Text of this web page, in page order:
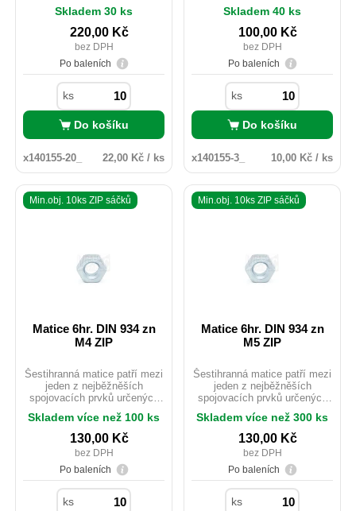
konstrukcí staveb. Rozdíl
mezi ISO 4032 a DIN 934 je u
rozměrů M10;M12 a M14 ve
velikosti použitého e. ISOvé
matičky jsou zlehka vyšší než
u provedení DIN.
Skladem 30 ks
220,00 Kč
bez DPH
Po baleních
ks
Do košíku
x140155-20_ 22,00 Kč / ks
konstrukcí staveb. Rozdíl
mezi ISO 4032 a DIN 934 je u
rozměrů M10;M12 a M14 ve
velikosti použitého e. ISOvé
matičky jsou zlehka vyšší než
u provedení DIN.
Skladem 40 ks
100,00 Kč
bez DPH
Po baleních
ks
Do košíku
x140155-3_ 10,00 Kč / ks
Min.obj. 10ks ZIP sáčků
Matice 6hr. DIN 934 zn
M4 ZIP
Šestihranná matice patří mezi
jeden z nejběžněších
spojovacích prvků určených
pro použití do kovových
konstrukcí staveb. Rozdíl
mezi ISO 4032 a DIN 934 je u
rozměrů M10;M12 a M14 ve
velikosti použitého e. ISOvé
matičky jsou zlehka vyšší než
u provedení DIN.
Skladem více než 100 ks
130,00 Kč
bez DPH
Po baleních
ks
Min.obj. 10ks ZIP sáčků
Matice 6hr. DIN 934 zn
M5 ZIP
Šestihranná matice patří mezi
jeden z nejběžněších
spojovacích prvků určených
pro použití do kovových
konstrukcí staveb. Rozdíl
mezi ISO 4032 a DIN 934 je u
rozměrů M10;M12 a M14 ve
velikosti použitého e. ISOvé
matičky jsou zlehka vyšší než
u provedení DIN.
Skladem více než 300 ks
130,00 Kč
bez DPH
Po baleních
ks